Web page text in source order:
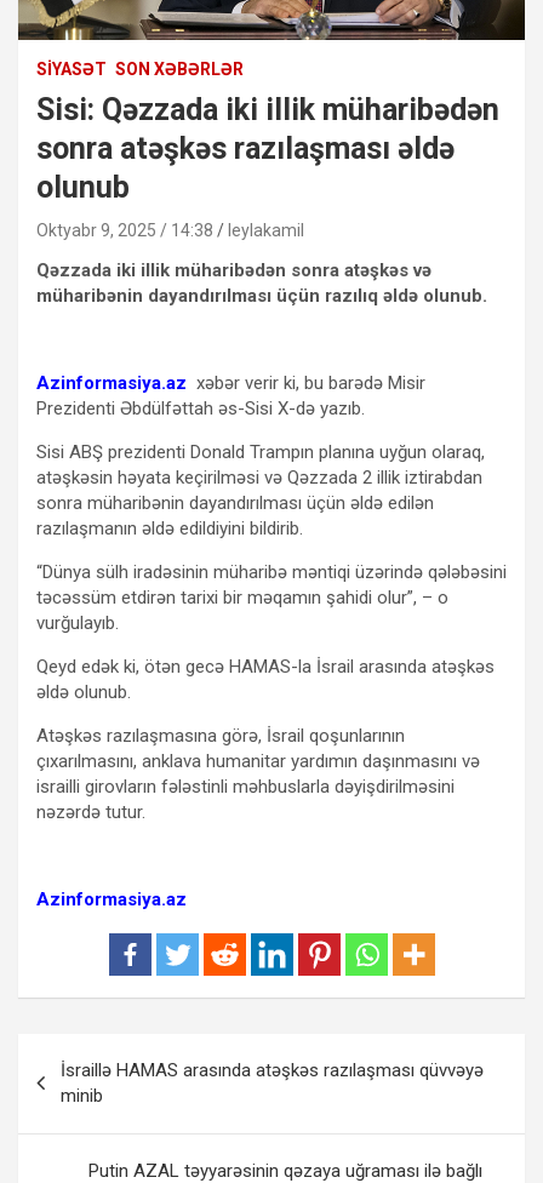
SIYASƏT SON XƏBƏRLƏR
Sisi: Qəzzada iki illik müharibədən
sonra atəşkəs razılaşması əldə
olunub
Oktyabr 9, 2025 / 14:38 leylakamil
Qəzzada iki illik müharibədən sonra atəşkəs və
müharibənin dayandırılması üçün razılıq əldə olunub.
Azinformasiya.az xəbər verir ki, bu barədə Misir
Prezidenti Əbdülfəttah əs-Sisi X-də yazıb.
Sisi ABŞ prezidenti Donald Trampın planına uyğun olaraq,
atəşkəsin həyata keçirilməsi və Qəzzada 2 illik iztirabdan
sonra müharibənin dayandırılması üçün əldə edilən
razılaşmanın əldə edildiyini bildirib.
“Dünya sülh iradəsinin müharibə məntiqi üzərində qələbəsini
təcəssüm etdirən tarixi bir məqamın şahidi olur”, – o
vurğulayıb.
Qeyd edək ki, ötən gecə HAMAS-la İsrail arasında atəşkəs
əldə olunub.
Atəşkəs razılaşmasına görə, İsrail qoşunlarının
çıxarılmasını, anklava humanitar yardımın daşınmasını və
israilli girovların fələstinli məhbuslarla dəyişdirilməsini
nəzərdə tutur.
Azinformasiya.az
Yazı
naviqasiyası
İsraillə HAMAS arasında atəşkəs razılaşması qüvvəyə
minib
Putin AZAL təyyarəsinin qəzaya uğraması ilə bağlı